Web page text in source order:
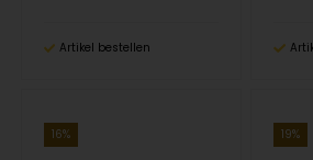
Artikel bestellen
16% 19%